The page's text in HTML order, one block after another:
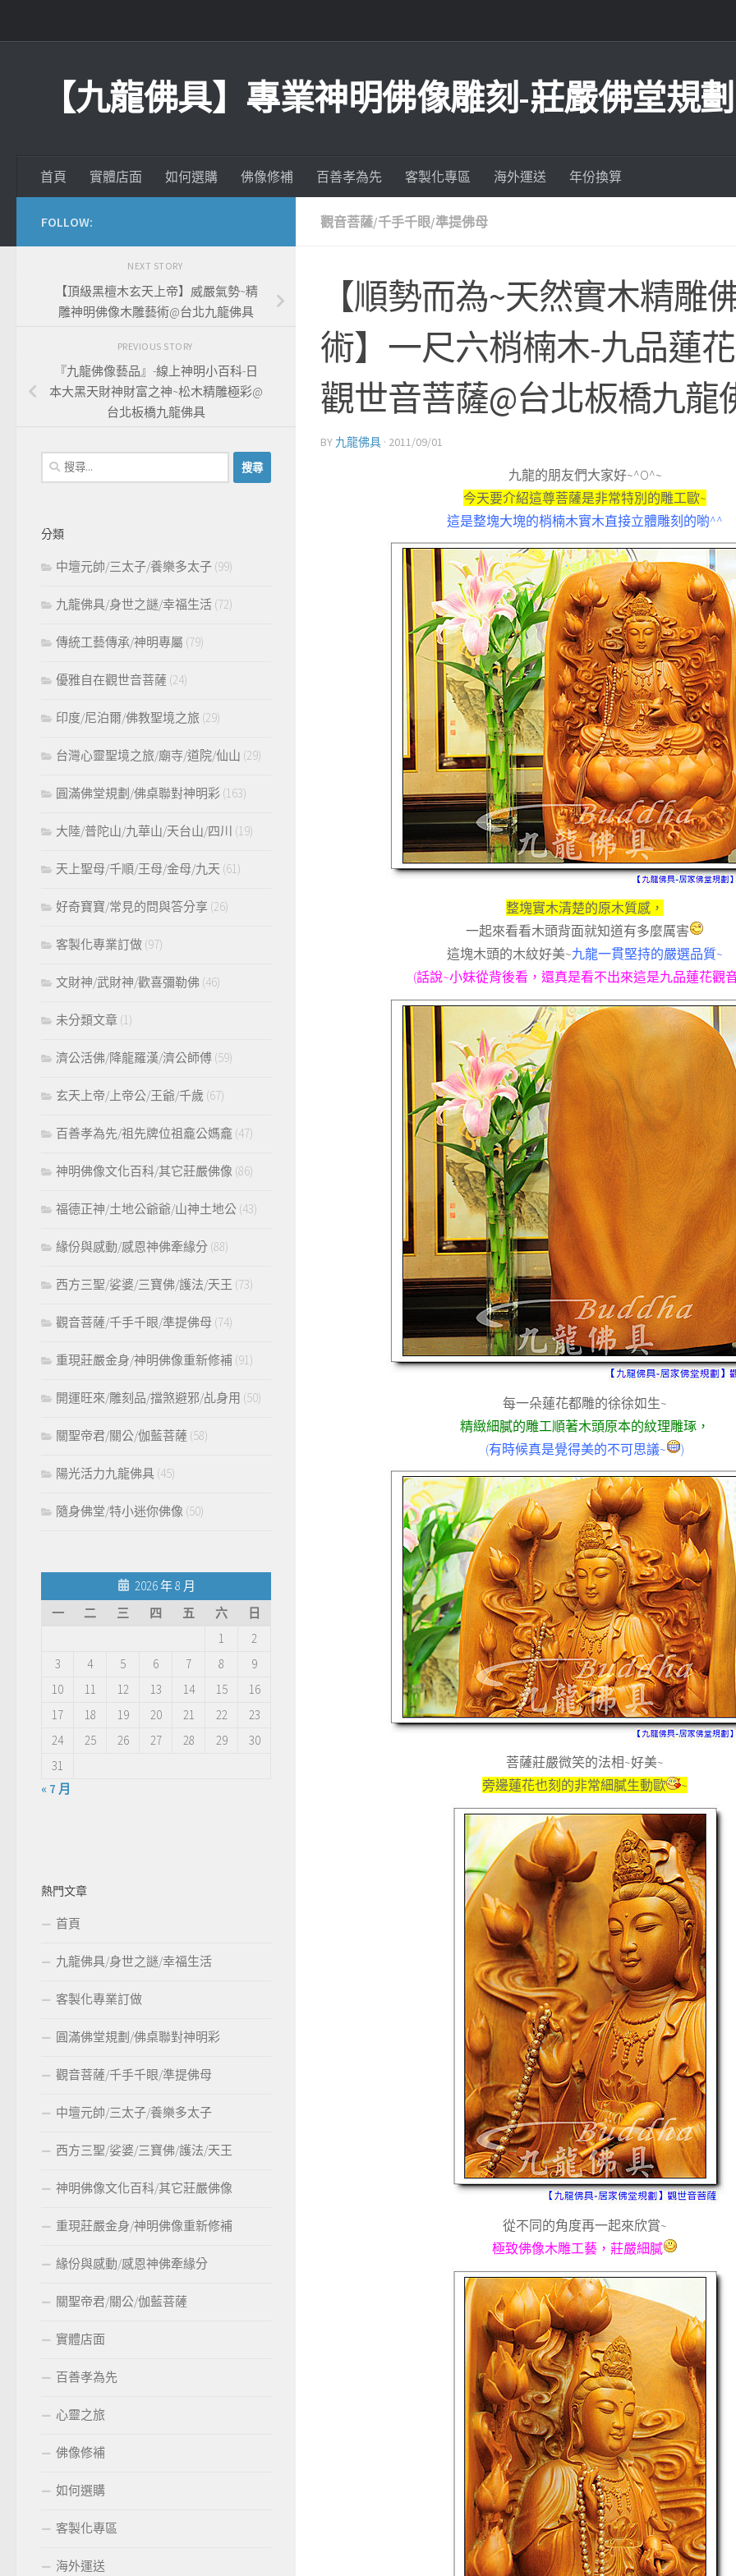
【九龍佛具】專業神明佛像雕刻-莊嚴佛堂規劃
首頁 實體店面 如何選購 佛像修補 百善孝為先 客製化專區 海外運送 年份換算
觀音菩薩/千手千眼/準提佛母
【順勢而為~天然實木精雕
術】一尺六梢楠木-九品蓮
觀世音菩薩@台北板橋九龍
BY 九龍佛具 · 2011/09/01
九龍的朋友們大家好~^O^~
今天要介紹這尊菩薩是非常特別的雕工歐~
這是整塊大塊的梢楠木實木直接立體雕刻的喲^^
整塊實木清楚的原木質感，
一起來看看木頭背面就知道有多麼厲害
這塊木頭的木紋好美~九龍一貫堅持的嚴選品質~
(話說~小妹從背後看，還真是看不出來這是九品蓮花觀
每一朵蓮花都雕的徐徐如生~
精緻細膩的雕工順著木頭原本的紋理雕琢，
(有時候真是覺得美的不可思議~
)
菩薩莊嚴微笑的法相~好美~
旁邊蓮花也刻的非常細膩生動歐
~
從不同的角度再一起來欣賞~
極致佛像木雕工藝，莊嚴細膩
FOLLOW:
NEXT STORY
【頂級黑檀木玄天上帝】威嚴氣勢~精
雕神明佛像木雕藝術@台北九龍佛具
PREVIOUS STORY
『九龍佛像藝品』-線上神明小百科-日
本大黑天財神財富之神~松木精雕極彩@
台北板橋九龍佛具
搜
尋
字:
分類
中壇元帥/三太子/養樂多太子 (99)
九龍佛具/身世之謎/幸福生活 (72)
傳統工藝傳承/神明專屬 (79)
優雅自在觀世音菩薩 (24)
印度/尼泊爾/佛教聖境之旅 (29)
台灣心靈聖境之旅/廟寺/道院/仙山 (29)
圓滿佛堂規劃/佛桌聯對神明彩 (163)
大陸/普陀山/九華山/天台山/四川 (19)
天上聖母/千順/王母/金母/九天 (61)
好奇寶寶/常見的問與答分享 (26)
客製化專業訂做 (97)
文財神/武財神/歡喜彌勒佛 (46)
未分類文章 (1)
濟公活佛/降龍羅漢/濟公師傅 (59)
玄天上帝/上帝公/王爺/千歲 (67)
百善孝為先/祖先牌位祖龕公媽龕 (47)
神明佛像文化百科/其它莊嚴佛像 (86)
福德正神/土地公爺爺/山神土地公 (43)
緣份與感動/感恩神佛牽緣分 (88)
西方三聖/娑婆/三寶佛/護法/天王 (73)
觀音菩薩/千手千眼/準提佛母 (74)
重現莊嚴金身/神明佛像重新修補 (91)
開運旺來/雕刻品/擋煞避邪/乩身用 (50)
關聖帝君/關公/伽藍菩薩 (58)
陽光活力九龍佛具 (45)
隨身佛堂/特小迷你佛像 (50)
2026 年 8 月
一
二 三 四 五 六
日
1
2
3
4 5 6 7 8
9
10
11 12 13 14 15
16
17
18 19 20 21 22
23
24
25 26 27 28 29
30
31
« 7 月
熱門文章
首頁
九龍佛具/身世之謎/幸福生活
客製化專業訂做
圓滿佛堂規劃/佛桌聯對神明彩
觀音菩薩/千手千眼/準提佛母
中壇元帥/三太子/養樂多太子
西方三聖/娑婆/三寶佛/護法/天王
神明佛像文化百科/其它莊嚴佛像
重現莊嚴金身/神明佛像重新修補
緣份與感動/感恩神佛牽緣分
關聖帝君/關公/伽藍菩薩
實體店面
百善孝為先
心靈之旅
佛像修補
如何選購
客製化專區
海外運送